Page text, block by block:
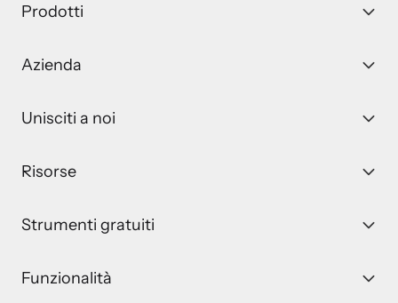
Prodotti
Azienda
Unisciti a noi
Risorse
Strumenti gratuiti
Funzionalità